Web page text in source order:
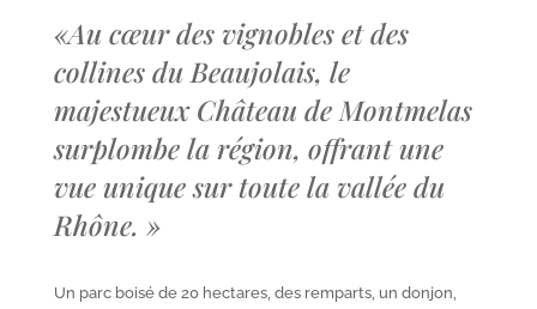
«Au cœur des vignobles et des
collines du Beaujolais, le
majestueux Château de Montmelas
surplombe la région, offrant une
vue unique sur toute la vallée du
Rhône. »
Un parc boisé de 20 hectares, des remparts, un donjon,